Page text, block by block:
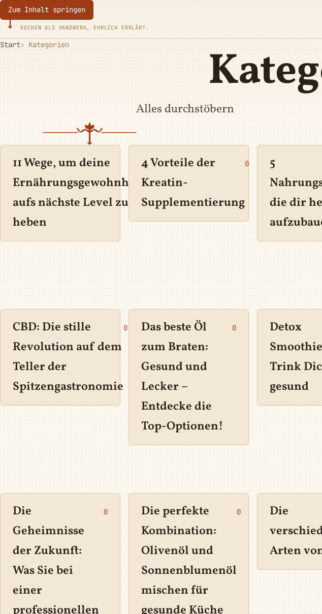
Zum Inhalt springen
Eurotoques
KOCHEN ALS HANDWERK, EHRLICH ERKLÄRT.
Start Kategorien
Alles durchstöbern
11 Wege, um deine
Ernährungsgewohnheiten
aufs nächste Level zu
heben
0
4 Vorteile der
Kreatin-
Supplementierung
0
5
die dir
CBD: Die stille
Revolution auf dem
Teller der
Spitzengastronomie
0
Das beste Öl
zum Braten:
Gesund und
Lecker –
Entdecke die
Top-Optionen!
0
Detox
Trink
gesund
Die
Geheimnisse
der Zukunft:
Was Sie bei
einer
professionellen
0
Die perfekte
Kombination:
Olivenöl und
Sonnenblumenöl
mischen für
gesunde Küche
0
Die
Arten